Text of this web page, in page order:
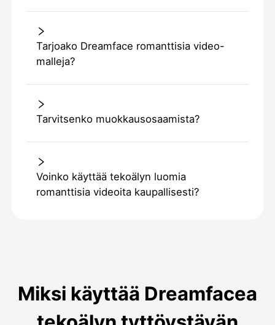
Tarjoako Dreamface romanttisia video-
malleja?
Tarvitsenko muokkausosaamista?
Voinko käyttää tekoälyn luomia
romanttisia videoita kaupallisesti?
Miksi käyttää Dreamfacea